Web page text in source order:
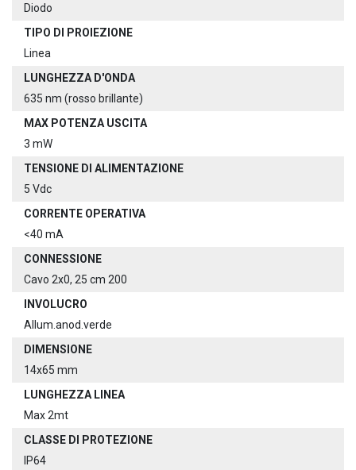
Diodo
TIPO DI PROIEZIONE
Linea
LUNGHEZZA D'ONDA
635 nm (rosso brillante)
MAX POTENZA USCITA
3 mW
TENSIONE DI ALIMENTAZIONE
5 Vdc
CORRENTE OPERATIVA
<40 mA
CONNESSIONE
Cavo 2x0, 25 cm 200
INVOLUCRO
Allum.anod.verde
DIMENSIONE
14x65 mm
LUNGHEZZA LINEA
Max 2mt
CLASSE DI PROTEZIONE
IP64